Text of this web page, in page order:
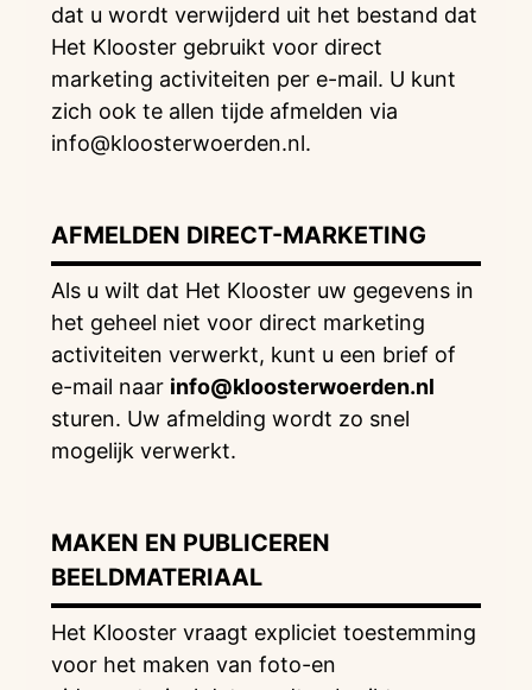
dat u wordt verwijderd uit het bestand dat
Het Klooster gebruikt voor direct
marketing activiteiten per e-mail. U kunt
zich ook te allen tijde afmelden via
info@kloosterwoerden.nl.
AFMELDEN DIRECT-MARKETING
Als u wilt dat Het Klooster uw gegevens in
het geheel niet voor direct marketing
activiteiten verwerkt, kunt u een brief of
e-mail naar info@kloosterwoerden.nl
sturen. Uw afmelding wordt zo snel
mogelijk verwerkt.
MAKEN EN PUBLICEREN
BEELDMATERIAAL
Het Klooster vraagt expliciet toestemming
voor het maken van foto-en